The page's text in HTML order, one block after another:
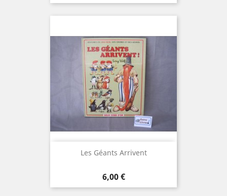
Les Géants Arrivent
Prix
6,00 €